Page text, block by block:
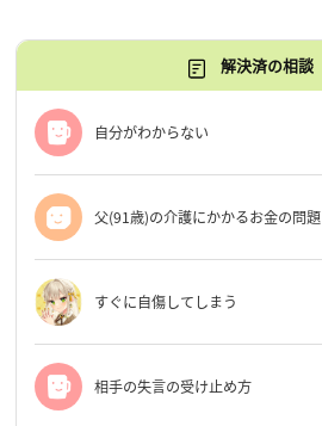
解決済の相談
自分がわからない
父(91歳)の介護にかかるお金の問題
すぐに自傷してしまう
相手の失言の受け止め方